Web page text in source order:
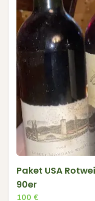
Paket USA
90er
100 €